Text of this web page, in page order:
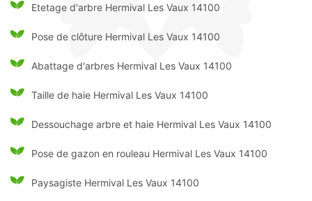
Etetage d'arbre Hermival Les Vaux 14100
Pose de clôture Hermival Les Vaux 14100
Abattage d'arbres Hermival Les Vaux 14100
Taille de haie Hermival Les Vaux 14100
Dessouchage arbre et haie Hermival Les Vaux 14100
Pose de gazon en rouleau Hermival Les Vaux 14100
Paysagiste Hermival Les Vaux 14100